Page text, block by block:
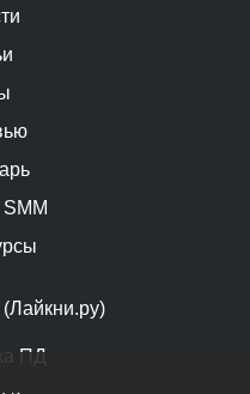
ПД
SMM